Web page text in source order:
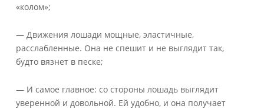
«колом»;
— Движения лошади мощные, эластичные,
расслабленные. Она не спешит и не выглядит так,
будто вязнет в песке;
— И самое главное: со стороны лошадь выглядит
уверенной и довольной. Ей удобно, и она получает